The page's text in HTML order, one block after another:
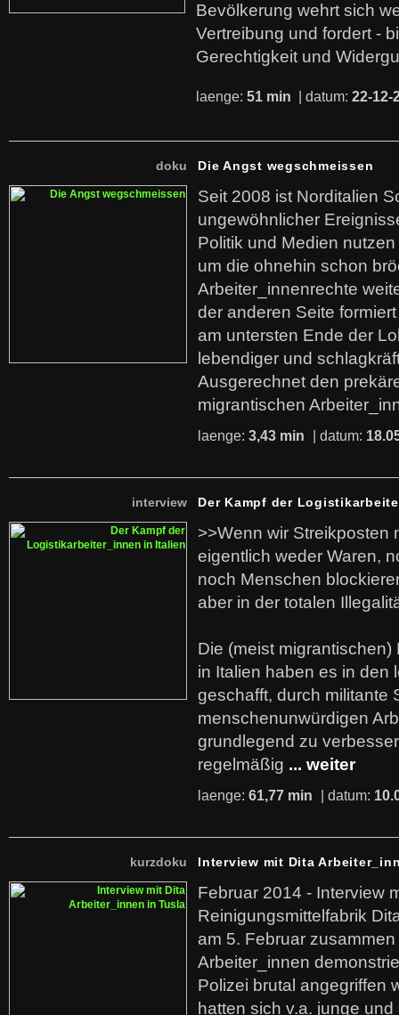
Bevölkerung wehrt sich
Vertreibung und fordert -
Gerechtigkeit und
laenge: 51 min | datum: 22-12-
doku Die Angst wegschmeissen
Seit 2008 ist Norditalien
ungewöhnlicher
Politik und Medien
um die ohnehin schon
Arbeiter_innenrechte
der anderen Seite
am untersten Ende der
lebendiger und
Ausgerechnet den
migrantischen
laenge: 3,43 min | datum:
interview Der Kampf der
>>Wenn wir Streikposten
eigentlich weder Waren,
noch Menschen
aber in der totalen
Die (meist
in Italien haben es in den
geschafft, durch militante
menschenunwürdigen
grundlegend zu
regelmäßig ... weiter
laenge: 61,77 min | datum:
kurzdoku Interview mit Dita
Februar 2014 - Interview
Reinigungsmittelfabrik
am 5. Februar
Arbeiter_innen
Polizei brutal angegriffen
hatten sich v.a. junge